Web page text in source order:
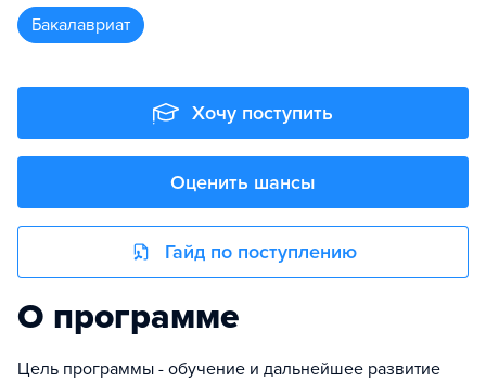
бакалавриат
Хочу поступить
Оценить шансы
Гайд по поступлению
О программе
Цель программы - обучение и дальнейшее развитие